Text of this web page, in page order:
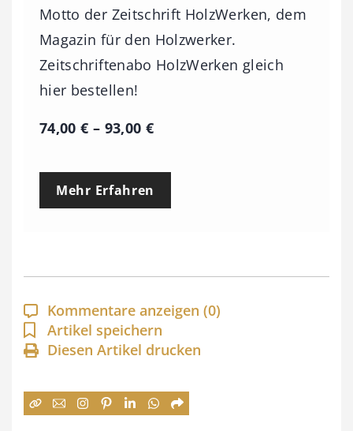
Motto der Zeitschrift HolzWerken, dem
Magazin für den Holzwerker.
Zeitschriftenabo HolzWerken gleich
hier bestellen!
74,00€ – 93,00 €P
e
p
a
n
n
:
Mehr Erfahren
Kommentare anzeigen (0)
Artikel speichern
Diesen Artikel drucken